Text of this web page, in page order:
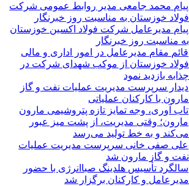
پیام محمد جامعی مدیر روابط عمومی شرکت
فولاد خوزستان به مناسبت روز خبرنگار
پیام مدیرعامل شرکت فولاد اکسین خوزستان
به مناسبت روز خبرنگار
قائم مقام مدیرعامل در امور اداری و مالی
فولاد خوزستان از موکب شهدای شرکت در
چذابه بازدید نمود
دیدار سرپرست مدیریت عملیات نفت و گاز
مارون با کارکنان عملیاتی
تاب آوری، وجه تمایز تازه پتروشیمی مارون
مارون؛ وقتی مدیریت، از پشت میز عبور
می‌کند و به خط تولید می‌رسد
علی صفی خانی سرپرست مدیریت عملیات
نفت و گاز مارون شد
سالگرد تأسیس هلدینگ صباانرژی با حضور
مدیرعامل و کارکنان برگزار شد